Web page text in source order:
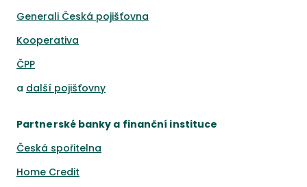
Generali Česká pojišťovna
Kooperativa
ČPP
a další pojišťovny
Partnerské banky a finanční instituce
Česká spořitelna
Home Credit